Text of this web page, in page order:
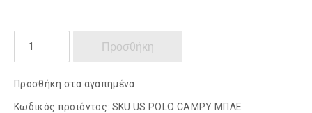
POLO
Προσθήκη
Προσθήκη στα αγαπημένα
Κωδικός προϊόντος: SKU US POLO CAMPY ΜΠΛΕ